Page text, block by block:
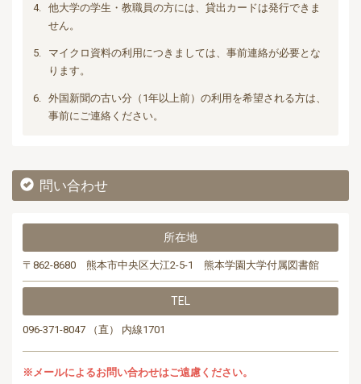
4.
他大学の学生・教職員の方には、貸出カードは発行できま
せん。
5.
マイクロ資料の利用につきましては、事前連絡が必要とな
ります。
6.
外国新聞の古い分（1年以上前）の利用を希望される方は、
事前にご連絡ください。
問い合わせ
所在地
〒862-8680 熊本市中央区大江2-5-1 熊本学園大学付属図書館
TEL
096-371-8047 （直） 内線1701
※メールによるお問い合わせはご遠慮ください。